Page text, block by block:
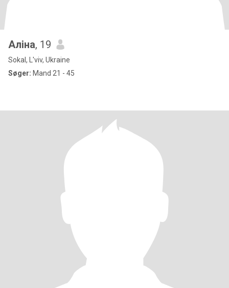
Аліна, 19
Sokal, L'viv, Ukraine
Søger: Mand 21 - 45